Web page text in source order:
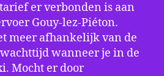
er verbonden is aan
Gouy-lez-Piéton.
meer afhankelijk van de
wanneer je in de
Mocht er door